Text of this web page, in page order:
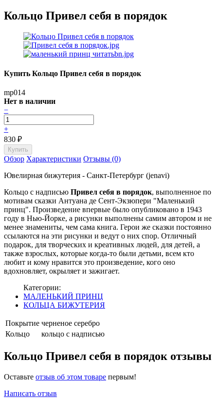
Кольцо Привел себя в порядок
Купить Кольцо Привел себя в порядок
mp014
Нет в наличии
−
+
830 ₽
Обзор Характеристики Отзывы (0)
Ювелирная бижутерия - Санкт-Петербург (jenavi)
Кольцо с надписью Привел себя в порядок, выполненное по
мотивам сказки Антуана де Сент-Экзюпери "Маленький
принц". Произведение впервые было опубликовано в 1943
году в Нью-Йорке, а рисунки выполнены самим автором и не
менее знамениты, чем сама книга. Герои же сказки постоянно
ссылаются на эти рисунки и ведут о них спор. Отличный
подарок, для творческих и креативных людей, для детей, а
также взрослых, которые когда-то были детьми, всем кто
любит и кому нравится это произведение, кого оно
вдохновляет, окрыляет и зажигает.
Категории:
МАЛЕНЬКИЙ ПРИНЦ
КОЛЬЦА БИЖУТЕРИЯ
Покрытие черненое серебро
Кольцо
кольцо с надписью
Кольцо Привел себя в порядок отзывы
Оставьте отзыв об этом товаре первым!
Написать отзыв